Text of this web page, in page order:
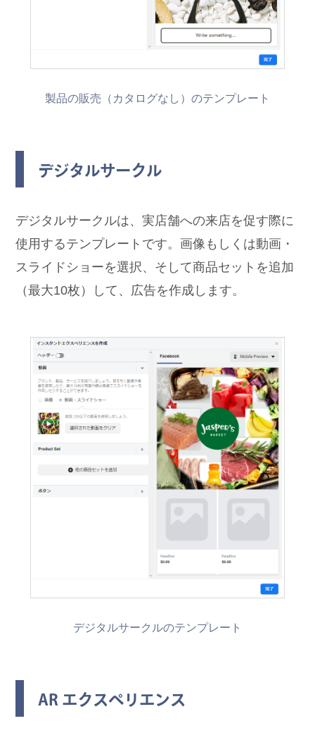
製品の販売（カタログなし）のテンプレート
デジタルサークル
デジタルサークルは、実店舗への来店を促す際に
使用するテンプレートです。画像もしくは動画・
スライドショーを選択、そして商品セットを追加
（最大10枚）して、広告を作成します。
デジタルサークルのテンプレート
AR エクスペリエンス